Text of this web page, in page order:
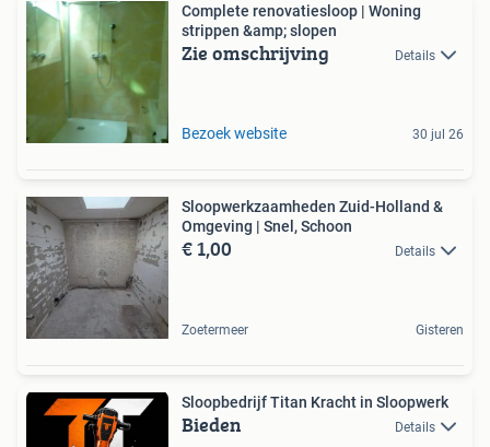
Complete renovatiesloop | Woning
strippen &amp; slopen
Zie omschrijving Details
Bezoek website 30 jul 26
Sloopwerkzaamheden Zuid-Holland &
Omgeving | Snel, Schoon
€ 1,00 Details
Zoetermeer Gisteren
Sloopbedrijf Titan Kracht in Sloopwerk
Bieden Details